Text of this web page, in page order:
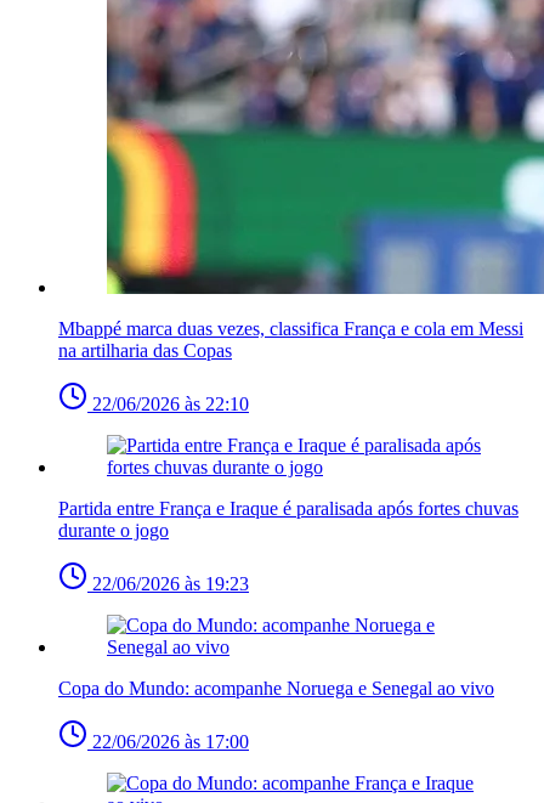
Mbappé marca duas vezes, classifica França e cola em Messi
na artilharia das Copas
22/06/2026 às 22:10
Partida entre França e Iraque é paralisada após fortes chuvas
durante o jogo
22/06/2026 às 19:23
Copa do Mundo: acompanhe Noruega e Senegal ao vivo
22/06/2026 às 17:00